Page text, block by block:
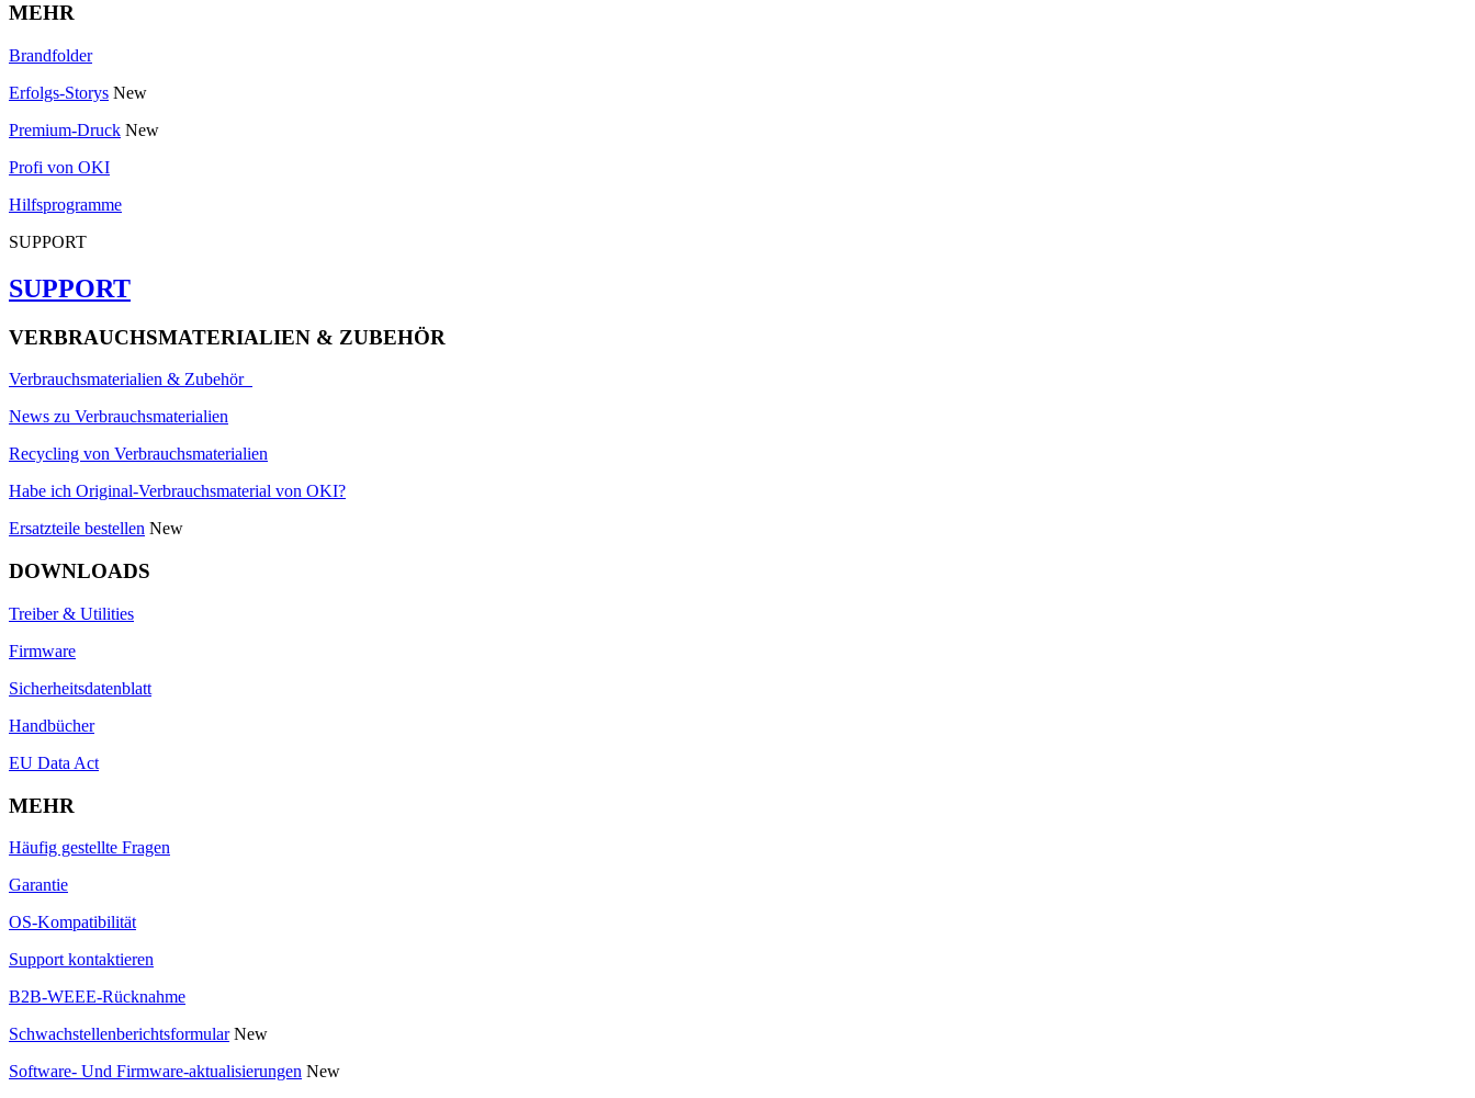
MEHR
Brandfolder
Erfolgs-Storys New
Premium-Druck New
Profi von OKI
Hilfsprogramme
SUPPORT
SUPPORT
VERBRAUCHSMATERIALIEN & ZUBEHÖR
Verbrauchsmaterialien & Zubehör
News zu Verbrauchsmaterialien
Recycling von Verbrauchsmaterialien
Habe ich Original-Verbrauchsmaterial von OKI?
Ersatzteile bestellen New
DOWNLOADS
Treiber & Utilities
Firmware
Sicherheitsdatenblatt
Handbücher
EU Data Act
MEHR
Häufig gestellte Fragen
Garantie
OS-Kompatibilität
Support kontaktieren
B2B-WEEE-Rücknahme
Schwachstellenberichtsformular New
Software- Und Firmware-aktualisierungen New